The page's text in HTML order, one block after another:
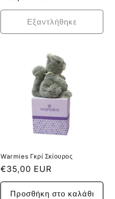
τιμή
Εξαντλήθηκε
Warmies Γκρί Σκίουρος
Κανονική
τιμή
€35,00 EUR
Προσθήκη στο καλάθι